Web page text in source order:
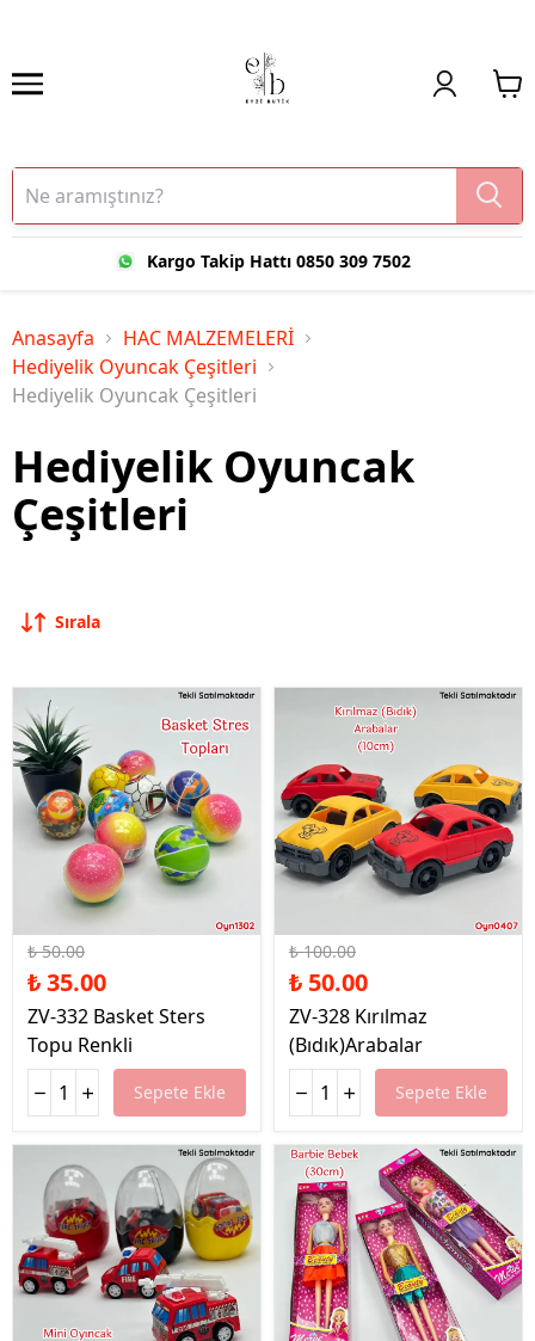
Kargo Takip Hattı 0850 309 7502
Anasayfa
HAC MALZEMELERİ
Hediyelik Oyuncak Çeşitleri
Hediyelik Oyuncak Çeşitleri
Hediyelik Oyuncak
Çeşitleri
Sırala
%30 İndirim
₺ 50.00
₺ 35.00
ZV-332 Basket Sters
Topu Renkli
Sepete Ekle
₺ 100.00
₺ 50.00
ZV-328 Kırılmaz
(Bıdık)Arabalar
Sepete Ekle